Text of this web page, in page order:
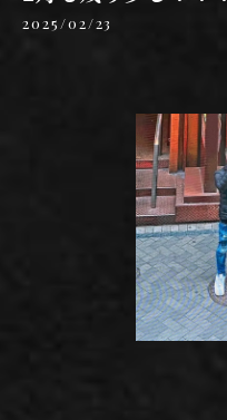
2025/02/23